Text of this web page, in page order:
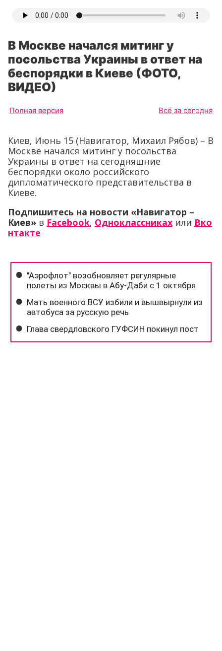
В Москве начался митинг у
посольства Украины в ответ на
беспорядки в Киеве (ФОТО,
ВИДЕО)
Полная версия Всё за сегодня
Киев, Июнь 15 (Навигатор, Михаил Рябов) – В
Москве начался митинг у посольства
Украины в ответ на сегодняшние
беспорядки около российского
дипломатического представительства в
Киеве.
Подпишитесь на новости «Навигатор –
Киев» в Facebook, Одноклассниках или Вко
нтакте